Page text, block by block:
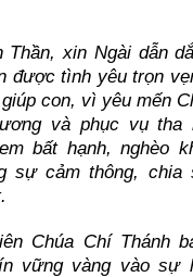
Thần, xin Ngài dẫn
được tình yêu trọn
con, vì yêu mến
và phục vụ tha
bất hạnh, nghèo
sự cảm thông,
Chúa Chí Thánh
vững vàng vào sự